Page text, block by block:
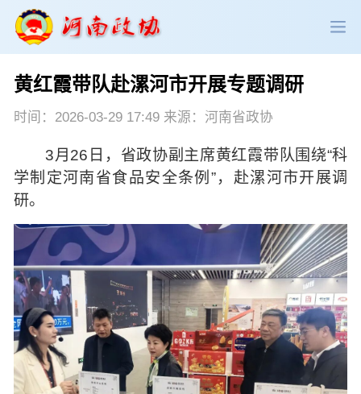
政协领导 政协新闻 政协机构
委员履职 政协论坛 专委会工作
党派团体 市县政协 专题荟萃
黄红霞带队赴漯河市开展专题调研
时间：2026-03-29 17:49 来源：河南省政协
3月26日，省政协副主席黄红霞带队围绕“科
学制定河南省食品安全条例”，赴漯河市开展调
研。